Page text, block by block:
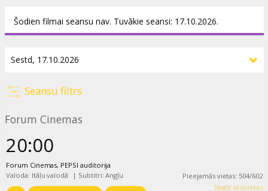
Šodien filmai seansu nav. Tuvākie seansi: 17.10.2026.
Seansu filtrs
Forum Cinemas
20:00
Forum Cinemas, PEPSI auditorija
Valoda: Itāļu valodā
| Subtitri: Angļu Pieejamās vietas: 504/602
Skatīt sēdvietas